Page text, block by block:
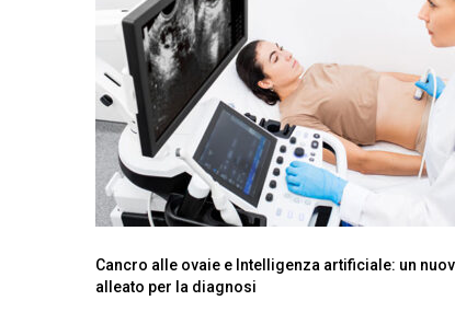
Cancro alle ovaie e Intelligenza artificiale: un
alleato per la diagnosi